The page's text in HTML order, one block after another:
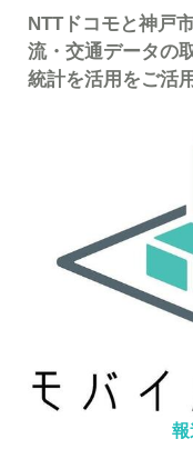
NTTドコモと神戸
流・交通データの
統計を活用をご活
報